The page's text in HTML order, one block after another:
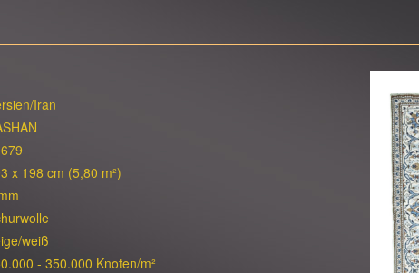
Iran
x 198 cm (5,80 m²)
weiß
- 350.000 Knoten/m²